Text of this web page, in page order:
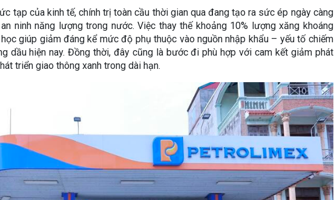
tạp của kinh tế, chính trị toàn cầu thời gian qua đang tạo ra sức ép ngày càng
ninh năng lượng trong nước. Việc thay thế khoảng 10% lượng xăng khoáng
giúp giảm đáng kể mức độ phụ thuộc vào nguồn nhập khẩu – yếu tố chiếm
dầu hiện nay. Đồng thời, đây cũng là bước đi phù hợp với cam kết giảm phát
triển giao thông xanh trong dài hạn.